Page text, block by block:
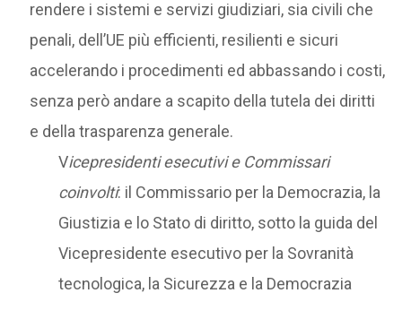
rendere i sistemi e servizi giudiziari, sia civili che
penali, dell’UE più efficienti, resilienti e sicuri
accelerando i procedimenti ed abbassando i costi,
senza però andare a scapito della tutela dei diritti
e della trasparenza generale.
Vicepresidenti esecutivi e Commissari
coinvolti: il Commissario per la Democrazia, la
Giustizia e lo Stato di diritto, sotto la guida del
Vicepresidente esecutivo per la Sovranità
tecnologica, la Sicurezza e la Democrazia